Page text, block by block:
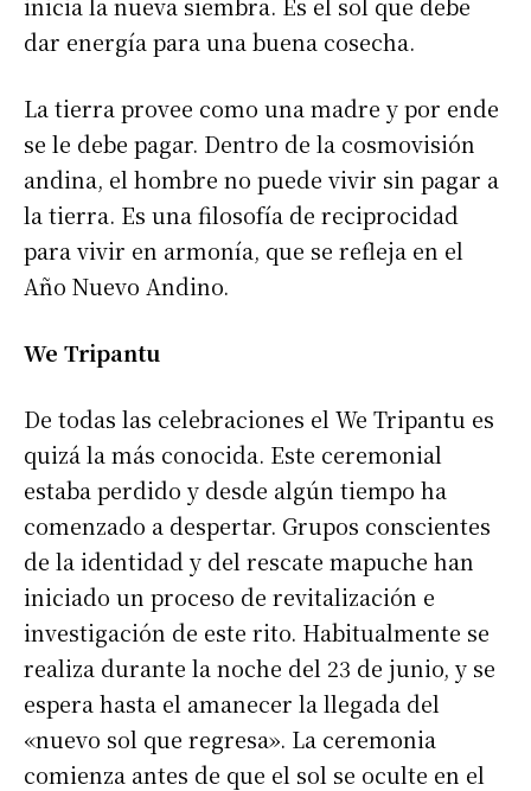
dar energía para una buena cosecha.
La tierra provee como una madre y por ende
se le debe pagar. Dentro de la cosmovisión
andina, el hombre no puede vivir sin pagar a
la tierra. Es una filosofía de reciprocidad
para vivir en armonía, que se refleja en el
Año Nuevo Andino.
We Tripantu
De todas las celebraciones el We Tripantu es
quizá la más conocida. Este ceremonial
estaba perdido y desde algún tiempo ha
comenzado a despertar. Grupos conscientes
de la identidad y del rescate mapuche han
iniciado un proceso de revitalización e
investigación de este rito. Habitualmente se
realiza durante la noche del 23 de junio, y se
espera hasta el amanecer la llegada del
«nuevo sol que regresa». La ceremonia
comienza antes de que el sol se oculte en el